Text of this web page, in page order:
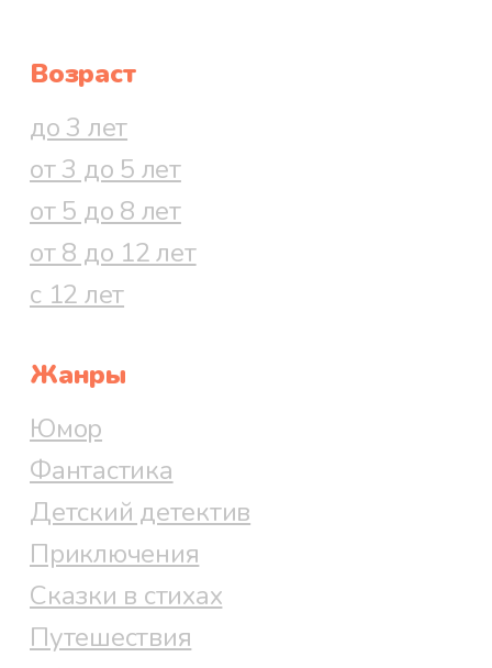
Возраст
до 3 лет
от 3 до 5 лет
от 5 до 8 лет
от 8 до 12 лет
с 12 лет
Жанры
Юмор
Фантастика
Детский детектив
Приключения
Сказки в стихах
Путешествия